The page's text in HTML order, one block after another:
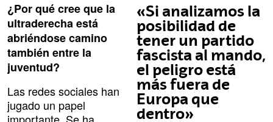
«Si analizamos la
posibilidad de
tener un partido
fascista al mando,
el peligro está
más fuera de
Europa que
dentro»
¿Por qué cree que la
ultraderecha está
abriéndose camino
también entre la
juventud?
Las redes sociales han
jugado un papel